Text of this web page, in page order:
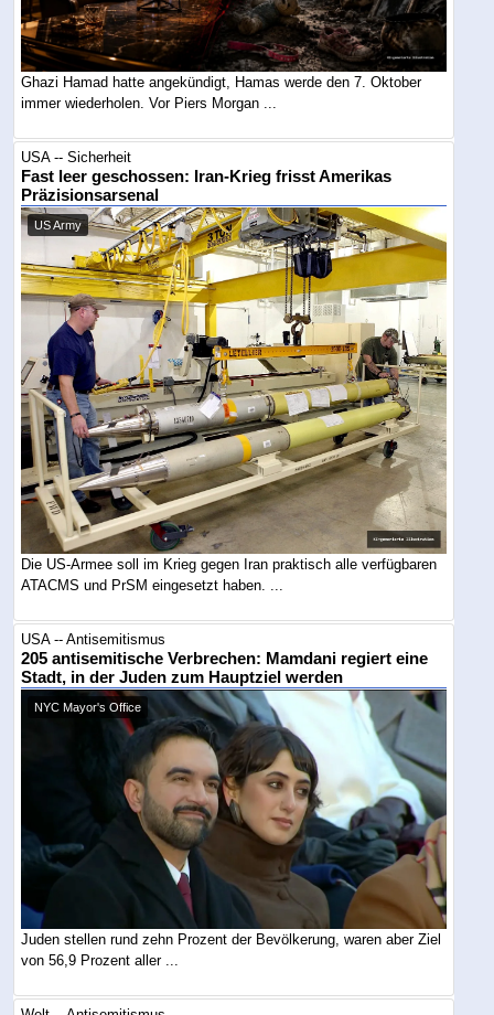
Ghazi Hamad hatte angekündigt, Hamas werde den 7. Oktober
immer wiederholen. Vor Piers Morgan ...
USA -- Sicherheit
Fast leer geschossen: Iran-Krieg frisst Amerikas
Präzisionsarsenal
US Army
Die US-Armee soll im Krieg gegen Iran praktisch alle verfügbaren
ATACMS und PrSM eingesetzt haben. ...
USA -- Antisemitismus
205 antisemitische Verbrechen: Mamdani regiert eine
Stadt, in der Juden zum Hauptziel werden
NYC Mayor's Office
Juden stellen rund zehn Prozent der Bevölkerung, waren aber Ziel
von 56,9 Prozent aller ...